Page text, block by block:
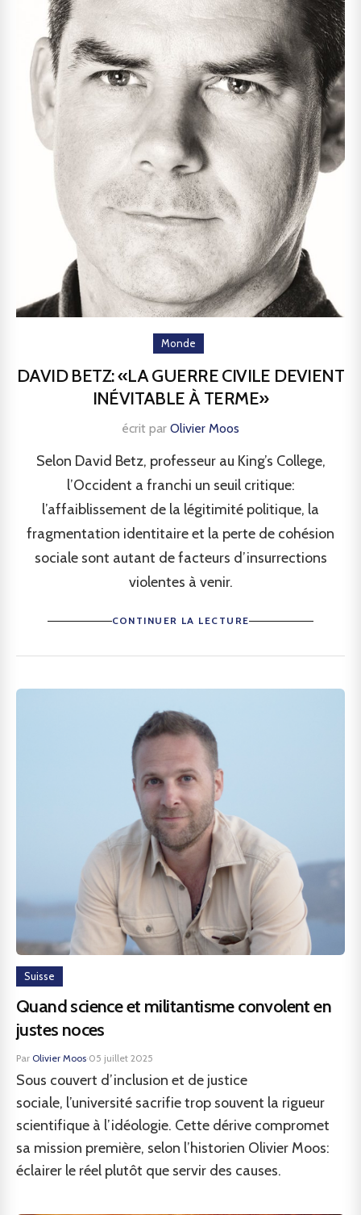
Monde
DAVID BETZ: «LA GUERRE CIVILE DEVIENT
INÉVITABLE À TERME»
écrit par Olivier Moos
Selon David Betz, professeur au King’s College,
l’Occident a franchi un seuil critique:
l’affaiblissement de la légitimité politique, la
fragmentation identitaire et la perte de cohésion
sociale sont autant de facteurs d’insurrections
violentes à venir.
CONTINUER LA LECTURE
Suisse
Quand science et militantisme convolent en
justes noces
Par Olivier Moos·05 juillet 2025
Sous couvert d’inclusion et de justice
sociale, l’université sacrifie trop souvent la rigueur
scientifique à l’idéologie. Cette dérive compromet
sa mission première, selon l’historien Olivier Moos:
éclairer le réel plutôt que servir des causes.